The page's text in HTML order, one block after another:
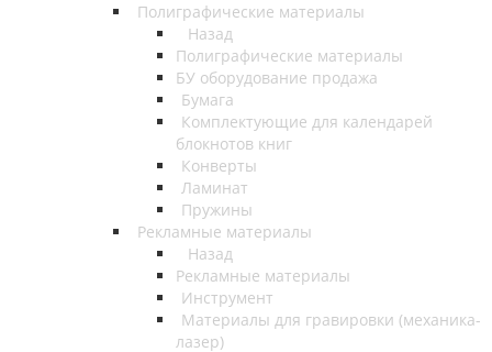
Полиграфические материалы
Назад
Полиграфические материалы
БУ оборудование продажа
Бумага
Комплектующие для календарей
блокнотов книг
Конверты
Ламинат
Пружины
Рекламные материалы
Назад
Рекламные материалы
Инструмент
Материалы для гравировки (механика-
лазер)